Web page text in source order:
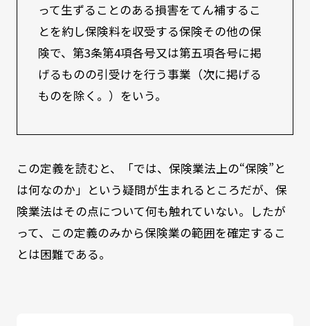
って生ずることのある損害をてん補するこ
とを約し保険料を収受する保険その他の保
険で、第3条第4項各号又は第五項各号に掲
げるものの引受けを行う事業（次に掲げる
ものを除く。）をいう。
この定義を読むと、「では、保険業法上の“保険”と
は何なのか」という疑問が生まれるところだが、保
険業法はその点について何も触れていない。したが
って、この定義のみから保険業の範囲を確定するこ
とは困難である。